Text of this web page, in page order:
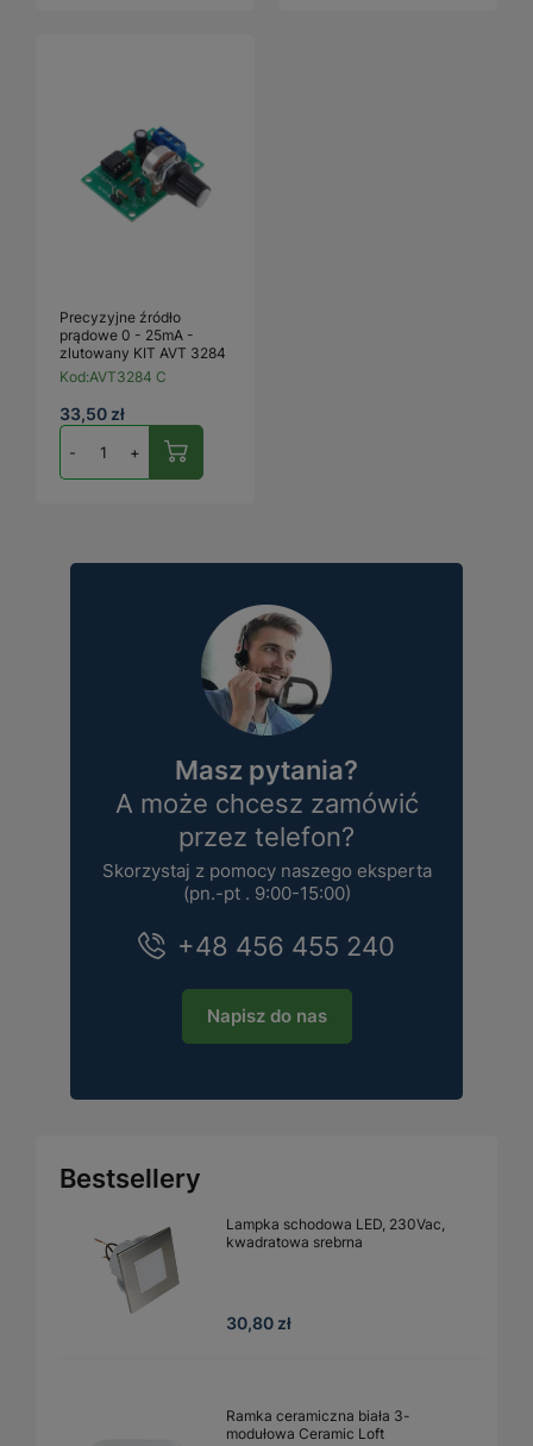
Precyzyjne źródło
prądowe 0 - 25mA -
zlutowany KIT AVT 3284
Kod:AVT3284 C
33,50 zł
- +
Masz pytania?
A może chcesz zamówić
przez telefon?
Skorzystaj z pomocy naszego eksperta
(pn.-pt . 9:00-15:00)
+48 456 455 240
Napisz do nas
Bestsellery
Lampka schodowa LED, 230Vac,
kwadratowa srebrna
30,80 zł
Ramka ceramiczna biała 3-
modułowa Ceramic Loft